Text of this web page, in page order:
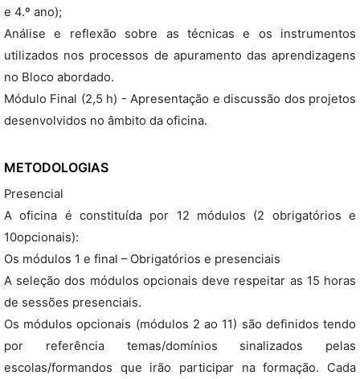
e 4.º ano);
Análise e reflexão sobre as técnicas e os instrumentos
utilizados nos processos de apuramento das aprendizagens
no Bloco abordado.
Módulo Final (2,5 h) - Apresentação e discussão dos projetos
desenvolvidos no âmbito da oficina.
METODOLOGIAS
Presencial
A oficina é constituída por 12 módulos (2 obrigatórios e
10opcionais):
Os módulos 1 e final – Obrigatórios e presenciais
A seleção dos módulos opcionais deve respeitar as 15 horas
de sessões presenciais.
Os módulos opcionais (módulos 2 ao 11) são definidos tendo
por referência temas/domínios sinalizados pelas
escolas/formandos que irão participar na formação. Cada